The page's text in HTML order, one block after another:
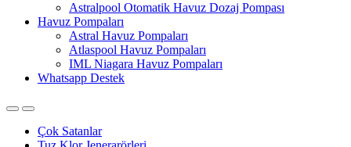
Astralpool Otomatik Havuz Dozaj Pompası
Havuz Pompaları
Astral Havuz Pompaları
Atlaspool Havuz Pompaları
IML Niagara Havuz Pompaları
Whatsapp Destek
Çok Satanlar